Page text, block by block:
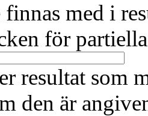
finnas med i
för
resultat som
den är